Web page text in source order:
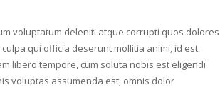
voluptatum deleniti atque corrupti quos dolores
qui officia deserunt mollitia animi, id est
libero tempore, cum soluta nobis est eligendi
voluptas assumenda est, omnis dolor